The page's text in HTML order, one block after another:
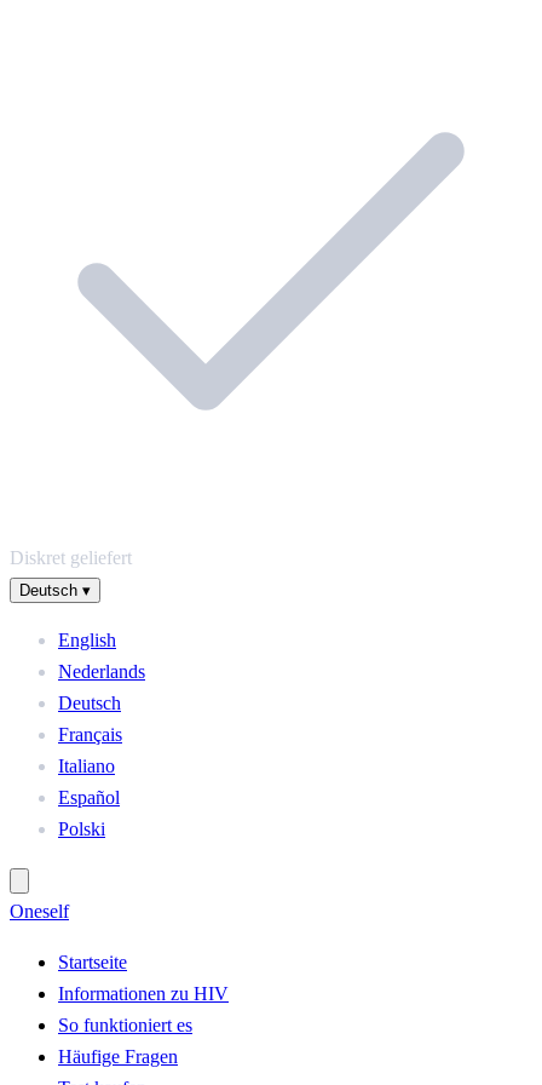
Diskret geliefert
Deutsch ▾
English
Nederlands
Deutsch
Français
Italiano
Español
Polski
Oneself
Startseite
Informationen zu HIV
So funktioniert es
Häufige Fragen